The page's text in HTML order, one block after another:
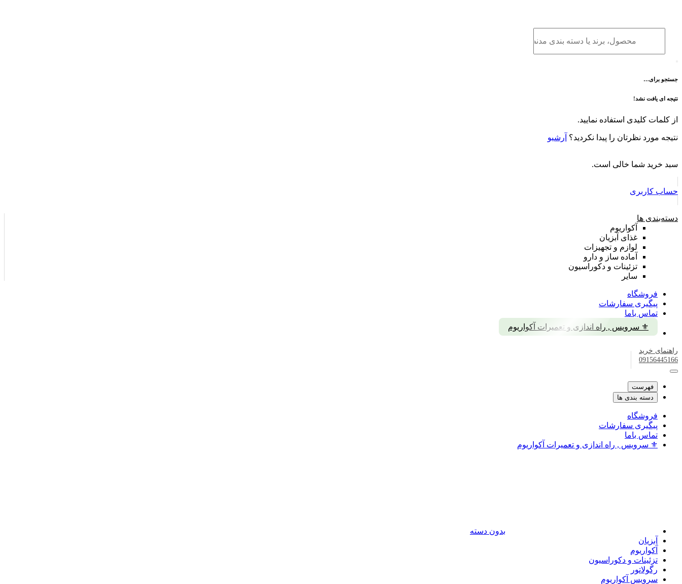
محتوا
جستجو برای…
نتیجه ای یافت نشد!
از کلمات کلیدی استفاده نمایید.
نتیجه مورد نظرتان را پیدا نکردید؟ آرشیو
سبد خرید شما خالی است.
حساب کاربری
دسته‌بندی ها
آکواریوم
غذای آبزیان
لوازم و تجهیزات
آماده ساز و دارو
تزئینات و دکوراسیون
سایر
فروشگاه
پیگیری سفارشات
تماس باما
⚜️ سرویس , راه اندازی و تعمیرات آکواریوم
راهنمای خرید
09156445166
فهرست
دسته بندی ها
فروشگاه
پیگیری سفارشات
تماس باما
⚜️ سرویس , راه اندازی و تعمیرات آکواریوم
بدون دسته
آبزیان
آکواریوم
تزئینات و دکوراسیون
رگولاتور
سرویس آکواریوم